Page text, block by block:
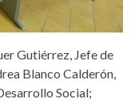
Gutiérrez, Jefe de
Blanco Calderón,
Social;